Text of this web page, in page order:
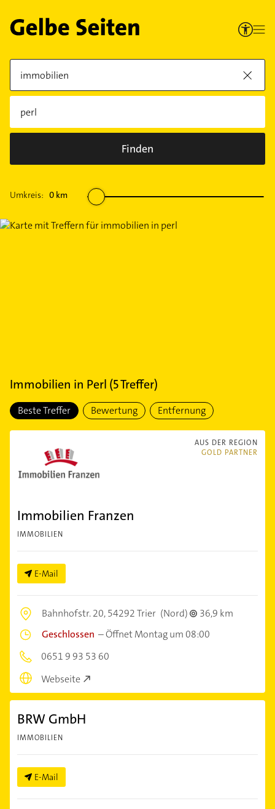
Finden
Umkreis: 0 km
Immobilien in Perl (5Treffer)
Beste Treffer Bewertung Entfernung
AUS DER REGION
GOLD PARTNER
Immobilien Franzen
IMMOBILIEN
E-Mail
Bahnhofstr. 20,54292 Trier (Nord)
36,9 km
Geschlossen –Öffnet Montag um 08:00
0651 9 93 53 60
Webseite
BRW GmbH
IMMOBILIEN
E-Mail